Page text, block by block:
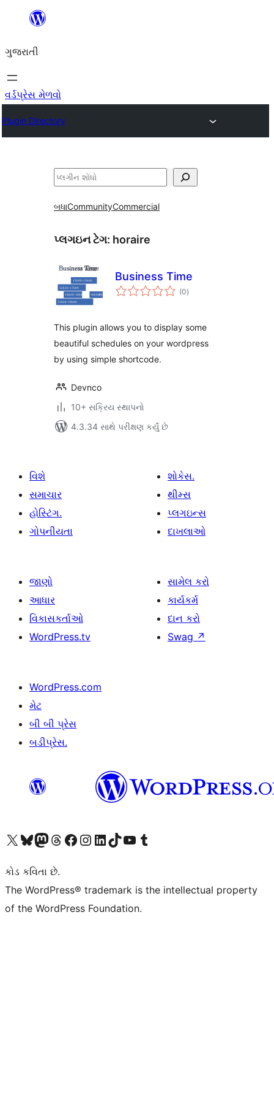
કંટેન્ટ(લખાણ)
જાઓ
ગુજરાતી
વર્ડપ્રેસ મેળવો
Plugin Directory
શોધો
બધાCommunityCommercial
પ્લગઇન ટેગ: horaire
Business Time
(0કુલ
રેટિંગ્સ
)
This plugin allows you to display some
beautiful schedules on your wordpress
by using simple shortcode.
Devnco
10+ સક્રિય સ્થાપનો
4.3.34 સાથે પરીક્ષણ કર્યું છે
વિશે
સમાચાર
હોસ્ટિંગ.
ગોપનીયતા
શોકેસ.
થીમ્સ
પ્લગઇન્સ
દાખલાઓ
જાણો
આધાર
વિકાસકર્તાઓ
WordPress.tv
સામેલ કરો
કાર્યકર્મ
દાન કરો
Swag ↗
WordPress.com
મેટ
બી બી પ્રેસ
બડીપ્રેસ.
અમારા X (અગાઉ ટ્વિટર) એકાઉન્ટની મુલાકાત લોઅમારા Bluesky એકાઉન્ટની મુલાકાત લોઅમારા માસ્ટોડોન એકાઉન્ટની મુલાકાત લોઅમારા Threads એકાઉન્ટની મુલાકાત લો અમારા ફેસબુક પેજની મુલાકાત લોઅમારા ઇન્સ્ટાગ્રામ એકાઉન્ટની મુલાકાત લો અમારા LinkedIn એકાઉન્ટની મુલાકાત લોઅમારા TikTok એકાઉન્ટની મુલાકાત લોઅમારી YouTube ચેનલની મુલાકાત લો અમારા Tumblr એકાઉન્ટની મુલાકાત લો
કોડ કવિતા છે.
The WordPress® trademark is the intellectual property
of the WordPress Foundation.